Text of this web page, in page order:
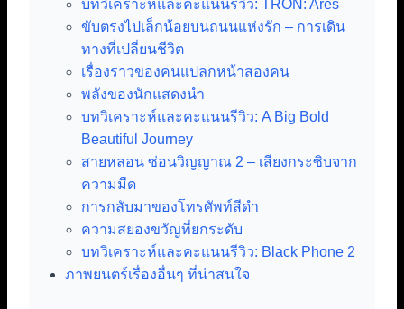
บทวิเคราะห์และคะแนนรีวิว: TRON: Ares
ขับตรงไปเล็กน้อยบนถนนแห่งรัก – การเดิน
ทางที่เปลี่ยนชีวิต
เรื่องราวของคนแปลกหน้าสองคน
พลังของนักแสดงนำ
บทวิเคราะห์และคะแนนรีวิว: A Big Bold
Beautiful Journey
สายหลอน ซ่อนวิญญาณ 2 – เสียงกระซิบจาก
ความมืด
การกลับมาของโทรศัพท์สีดำ
ความสยองขวัญที่ยกระดับ
บทวิเคราะห์และคะแนนรีวิว: Black Phone 2
ภาพยนตร์เรื่องอื่นๆ ที่น่าสนใจ